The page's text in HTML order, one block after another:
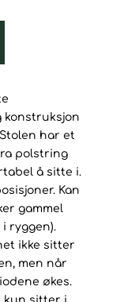
konstruksjon
har et
polstring
å sitte i.
Kan
gammel
ryggen).
ikke sitter
men når
økes.